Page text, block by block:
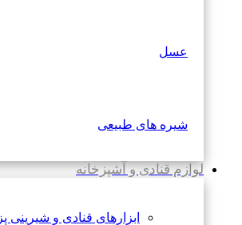
عسل
شیره های طبیعی
لوازم قنادی و آشپزخانه
ابزارهای قنادی و شیرینی